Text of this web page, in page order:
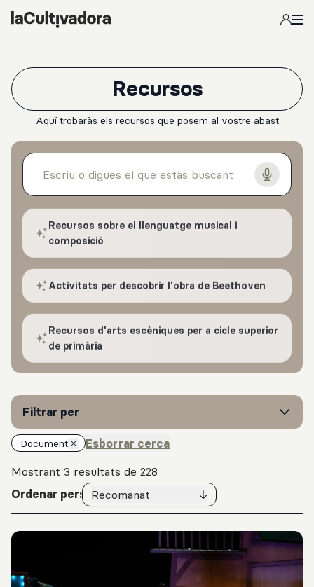
Salta al contingut principal
Recursos
Aquí trobaràs els recursos que posem al vostre abast
Recursos sobre el llenguatge musical i
composició
Activitats per descobrir l'obra de Beethoven
Recursos d'arts escèniques per a cicle superior
de primària
Filtrar per
Document Esborrar cerca
Mostrant 3 resultats de 228
Ordenar per:
Recomanat